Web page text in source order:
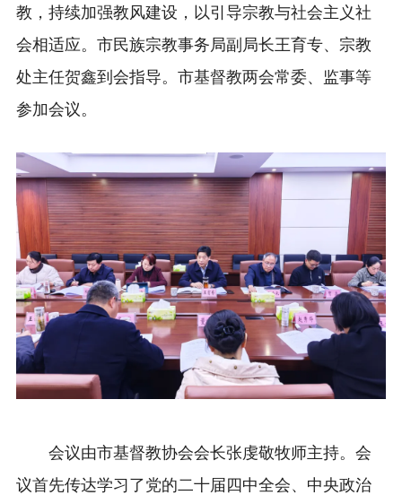
教，持续加强教风建设，以引导宗教与社会主义社
会相适应。市民族宗教事务局副局长王育专、宗教
处主任贺鑫到会指导。市基督教两会常委、监事等
参加会议。
会议由市基督教协会会长张虔敬牧师主持。会
议首先传达学习了党的二十届四中全会、中央政治